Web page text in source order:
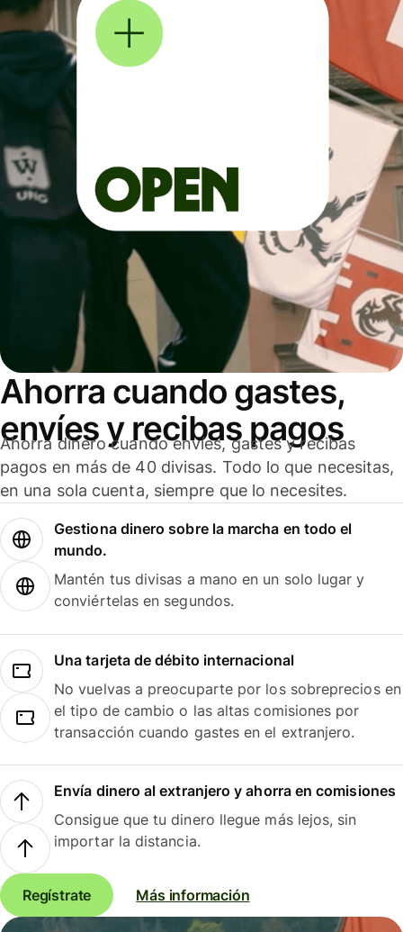
Ahorra cuando gastes,
envíes y recibas pagos
Ahorra dinero cuando envíes, gastes y recibas
pagos en más de 40 divisas. Todo lo que necesitas,
en una sola cuenta, siempre que lo necesites.
Gestiona dinero sobre la marcha en todo el
mundo.
Mantén tus divisas a mano en un solo lugar y
conviértelas en segundos.
Una tarjeta de débito internacional
No vuelvas a preocuparte por los sobreprecios en
el tipo de cambio o las altas comisiones por
transacción cuando gastes en el extranjero.
Envía dinero al extranjero y ahorra en comisiones
Consigue que tu dinero llegue más lejos, sin
importar la distancia.
Regístrate Más información